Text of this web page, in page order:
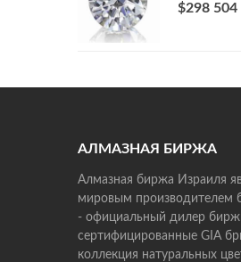
$298 504
АЛМАЗНАЯ БИРЖА
Алмазная биржа Израиля
мировым производителем
- официальный дилер
сертифицированные GIA
коллекция натуральных